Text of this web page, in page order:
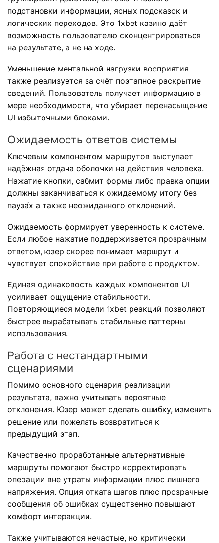
подстановки информации, ясных подсказок и
логических переходов. Это 1xbet казино даёт
возможность пользователю сконцентрироваться
на результате, а не на ходе.
Уменьшение ментальной нагрузки восприятия
также реализуется за счёт поэтапное раскрытие
сведений. Пользователь получает информацию в
мере необходимости, что убирает перенасыщение
UI избыточными блоками.
Ожидаемость ответов системы
Ключевым компонентом маршрутов выступает
надёжная отдача оболочки на действия человека.
Нажатие кнопки, сабмит формы либо правка опции
должны заканчиваться к ожидаемому итогу без
пауза́х а также неожиданного отклонений.
Ожидаемость формирует уверенность к системе.
Если любое нажатие поддерживается прозрачным
ответом, юзер скорее понимает маршрут и
чувствует спокойствие при работе с продуктом.
Единая одинаковость каждых компонентов UI
усиливает ощущение стабильности.
Повторяющиеся модели 1xbet реакций позволяют
быстрее вырабатывать стабильные паттерны
использования.
Работа с нестандартными
сценариями
Помимо основного сценария реализации
результата, важно учитывать вероятные
отклонения. Юзер может сделать ошибку, изменить
решение или пожелать возвратиться к
предыдущий этап.
Качественно проработанные альтернативные
маршруты помогают быстро корректировать
операции вне утраты информации плюс лишнего
напряжения. Опция отката шагов плюс прозрачные
сообщения об ошибках существенно повышают
комфорт интеракции.
Также учитываются нечастые, но критически